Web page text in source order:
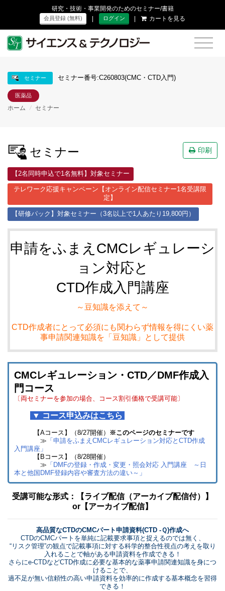
研究・技術・事業開発のためのセミナー/書籍
会員登録 (無料) | ログイン | カートを見る
セミナー セミナー番号:C260803(CMC・CTD入門)
医薬品
ホーム / セミナー
セミナー 印刷
【2名同時申込で1名無料】対象セミナー
テレワーク応援キャンペーン【オンライン配信セミナー1名受講限
定】
【研修パック】対象セミナー（3名以上で1人あたり19,800円）
申請をふまえCMCレギュレーシ
ョン対応と
CTD作成入門講座
～豆知識を添えて～
CTD作成者にとって必須にも関わらず情報を得にくい薬
事申請関連知識を「豆知識」として提供
CMCレギュレーション・CTD／DMF作成入
門コース
〔両セミナーを参加の場合、コース割引価格で受講可能〕
▼ コース申込みはこちら
【Aコース】（8/27開催） ※このページのセミナーです
≫ 「申請をふまえCMCレギュレーション対応とCTD作成
入門講座」
【Bコース】（8/28開催）
≫ 「DMFの登録・作成・変更・照会対応 入門講座 ～日
本と他国DMF登録内容や審査方法の違い～」
受講可能な形式：【ライブ配信（アーカイブ配信付）】
or【アーカイブ配信】
高品質なCTDのCMCパート申請資料(CTD -Ｑ)作成へ
CTDのCMCパートを単純に記載要求事項と捉えるのでは無く、
“リスク管理”の観点で記載事項に対する科学的整合性視点の考えを取り
入れることで軸がある申請資料を作成できる！
さらにe-CTDなどCTD作成に必要な基本的な薬事申請関連知識を身につ
けることで、
過不足が無い信頼性の高い申請資料を効率的に作成する基本概念を習得
できる！